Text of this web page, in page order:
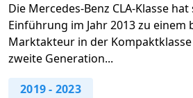
Die Mercedes-Benz CLA-Klasse
Einführung im Jahr 2013 zu einem
Marktakteur in der
zweite Generation...
2019- 2023